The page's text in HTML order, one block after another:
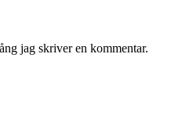
jag skriver en kommentar.